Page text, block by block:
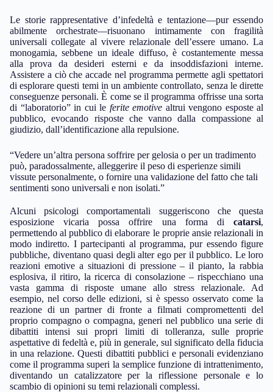
Le storie rappresentative d’infedeltà e tentazione—pur essendo
abilmente orchestrate—risuonano intimamente con fragilità
universali collegate al vivere relazionale dell’essere umano. La
monogamia, sebbene un ideale diffuso, è costantemente messa
alla prova da desideri esterni e da insoddisfazioni interne.
Assistere a ciò che accade nel programma permette agli spettatori
di esplorare questi temi in un ambiente controllato, senza le dirette
conseguenze personali. È come se il programma offrisse una sorta
di “laboratorio” in cui le ferite emotive altrui vengono esposte al
pubblico, evocando risposte che vanno dalla compassione al
giudizio, dall’identificazione alla repulsione.
“Vedere un’altra persona soffrire per gelosia o per un tradimento
può, paradossalmente, alleggerire il peso di esperienze simili
vissute personalmente, o fornire una validazione del fatto che tali
sentimenti sono universali e non isolati.”
Alcuni psicologi comportamentali suggeriscono che questa
esposizione vicaria possa offrire una forma di catarsi,
permettendo al pubblico di elaborare le proprie ansie relazionali in
modo indiretto. I partecipanti al programma, pur essendo figure
pubbliche, diventano quasi degli alter ego per il pubblico. Le loro
reazioni emotive a situazioni di pressione – il pianto, la rabbia
esplosiva, il ritiro, la ricerca di consolazione – rispecchiano una
vasta gamma di risposte umane allo stress relazionale. Ad
esempio, nel corso delle edizioni, si è spesso osservato come la
reazione di un partner di fronte a filmati compromettenti del
proprio compagno o compagna, generi nel pubblico una serie di
dibattiti intensi sui propri limiti di tolleranza, sulle proprie
aspettative di fedeltà e, più in generale, sul significato della fiducia
in una relazione. Questi dibattiti pubblici e personali evidenziano
come il programma superi la semplice funzione di intrattenimento,
diventando un catalizzatore per la riflessione personale e lo
scambio di opinioni su temi relazionali complessi.